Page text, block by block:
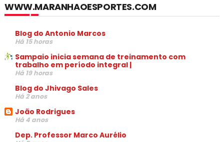
WWW.MARANHAOESPORTES.COM
Blog do Antonio Marcos
Há 15 horas
Sampaio inicia semana de treinamento com
trabalho em período integral |
Há 19 horas
Blog do Jhivago Sales
Há 2 anos
João Rodrigues
Há 4 anos
Dep. Professor Marco Aurélio